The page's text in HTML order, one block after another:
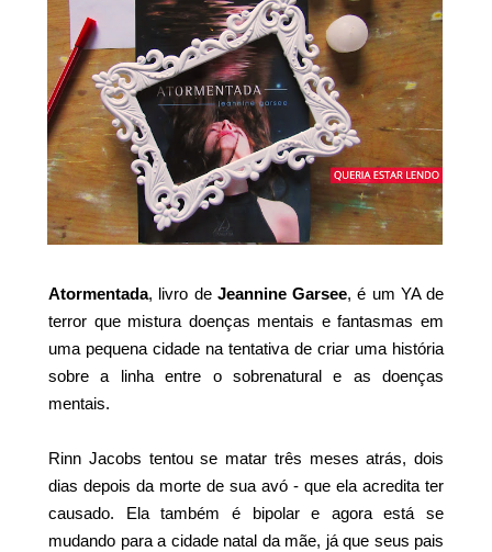
Atormentada, livro de Jeannine Garsee, é um YA de
terror que mistura doenças mentais e fantasmas em
uma pequena cidade na tentativa de criar uma história
sobre a linha entre o sobrenatural e as doenças
mentais.
Rinn Jacobs tentou se matar três meses atrás, dois
dias depois da morte de sua avó - que ela acredita ter
causado. Ela também é bipolar e agora está se
mudando para a cidade natal da mãe, já que seus pais